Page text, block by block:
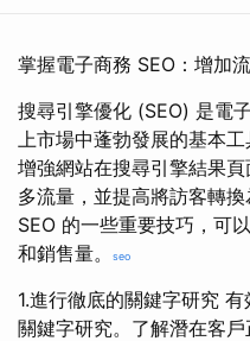
掌握電子商務 SEO：增加
搜尋引擎優化 (SEO) 是電
上市場中蓬勃發展的基本
增強網站在搜尋引擎結果
多流量，並提高將訪客轉
SEO 的一些重要技巧，可
和銷售量。
seo
1.進行徹底的關鍵字研究
關鍵字研究。了解潛在客